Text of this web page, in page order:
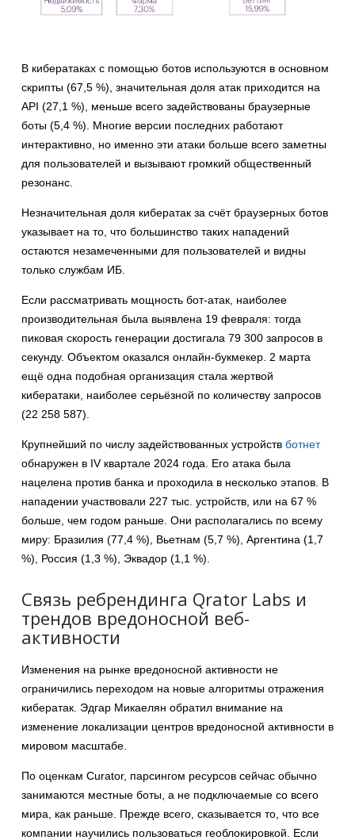
В кибератаках с помощью ботов используются в основном
скрипты (67,5 %), значительная доля атак приходится на
API (27,1 %), меньше всего задействованы браузерные
боты (5,4 %). Многие версии последних работают
интерактивно, но именно эти атаки больше всего заметны
для пользователей и вызывают громкий общественный
резонанс.
Незначительная доля кибератак за счёт браузерных ботов
указывает на то, что большинство таких нападений
остаются незамеченными для пользователей и видны
только службам ИБ.
Если рассматривать мощность бот-атак, наиболее
производительная была выявлена 19 февраля: тогда
пиковая скорость генерации достигала 79 300 запросов в
секунду. Объектом оказался онлайн-букмекер. 2 марта
ещё одна подобная организация стала жертвой
кибератаки, наиболее серьёзной по количеству запросов
(22 258 587).
Крупнейший по числу задействованных устройств ботнет
обнаружен в IV квартале 2024 года. Его атака была
нацелена против банка и проходила в несколько этапов. В
нападении участвовали 227 тыс. устройств, или на 67 %
больше, чем годом раньше. Они располагались по всему
миру: Бразилия (77,4 %), Вьетнам (5,7 %), Аргентина (1,7
%), Россия (1,3 %), Эквадор (1,1 %).
Связь ребрендинга Qrator Labs и
трендов вредоносной веб-
активности
Изменения на рынке вредоносной активности не
ограничились переходом на новые алгоритмы отражения
кибератак. Эдгар Микаелян обратил внимание на
изменение локализации центров вредоносной активности в
мировом масштабе.
По оценкам Curator, парсингом ресурсов сейчас обычно
занимаются местные боты, а не подключаемые со всего
мира, как раньше. Прежде всего, сказывается то, что все
компании научились пользоваться геоблокировкой. Если